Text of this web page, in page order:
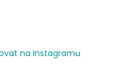
na Instagramu